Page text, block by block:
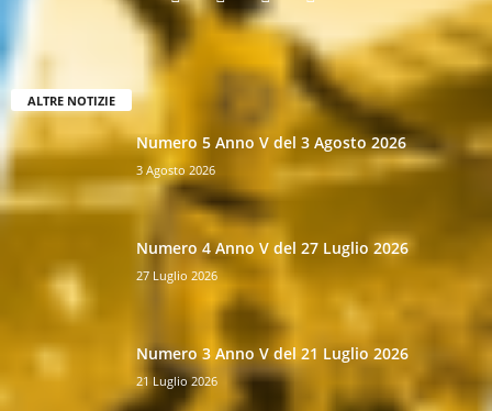
ALTRE NOTIZIE
Numero 5 Anno V del 3 Agosto 2026
3 Agosto 2026
Numero 4 Anno V del 27 Luglio 2026
27 Luglio 2026
Numero 3 Anno V del 21 Luglio 2026
21 Luglio 2026